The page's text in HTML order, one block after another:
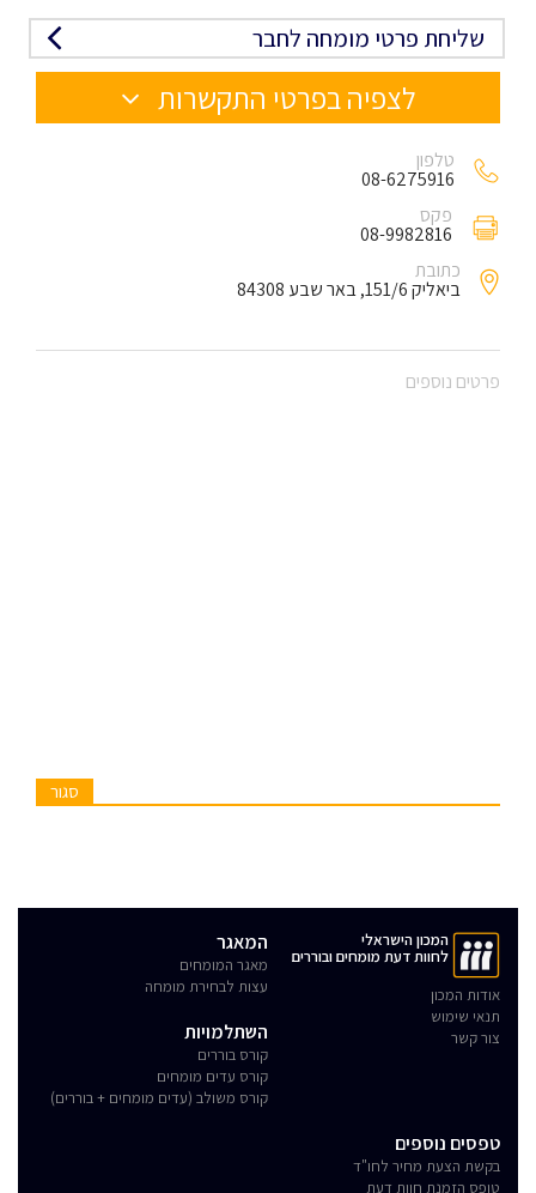
שליחת פרטי מומחה לחבר
לצפיה בפרטי התקשרות
טלפון
08-6275916
פקס
08-9982816
כתובת
ביאליק 151/6, באר שבע 84308
פרטים נוספים
סגור
המכון הישראלי
לחוות דעת מומחים ובוררים
אודות המכון
תנאי שימוש
צור קשר
המאגר
מאגר המומחים
עצות לבחירת מומחה
השתלמויות
קורס בוררים
קורס עדים מומחים
קורס משולב (עדים מומחים + בוררים)
טפסים נוספים
בקשת הצעת מחיר לחו"ד
טופס הזמנת חוות דעת